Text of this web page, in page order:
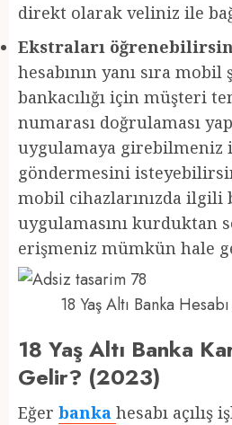
direkt olarak veliniz ile
Ekstraları
hesabının yanı sıra
bankacılığı için müşteri
numarası doğrulaması
uygulamaya girebilmeniz
göndermesini
mobil cihazlarınızda ilgili
uygulamasını kurduktan
erişmeniz mümkün hale
18 Yaş Altı Banka
18 Yaş Altı Banka
Gelir? (2023)
Eğer banka hesabı açılış